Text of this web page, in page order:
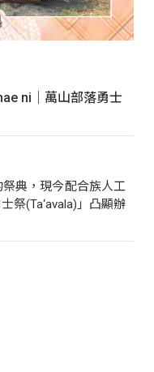
ni｜萬山部落勇士
典，現今配合族人工
祭(Ta‘avala)」凸顯辦